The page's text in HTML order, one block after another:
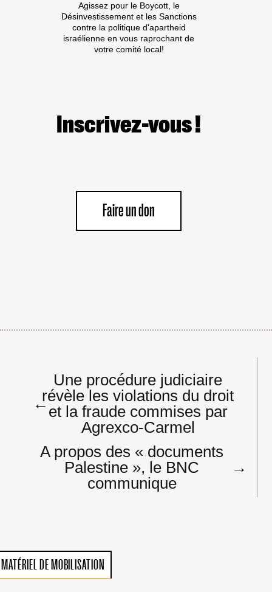
Agissez pour le Boycott, le
Désinvestissement et les Sanctions
contre la politique d'apartheid
israélienne en vous raprochant de
votre comité local!
Inscrivez-vous !
Faire un don
Navigation
l’article
←
Une procédure judiciaire
révèle les violations du droit
et la fraude commises par
Agrexco-Carmel
A propos des « documents
Palestine », le BNC
communique
→
MATÉRIEL DE MOBILISATION